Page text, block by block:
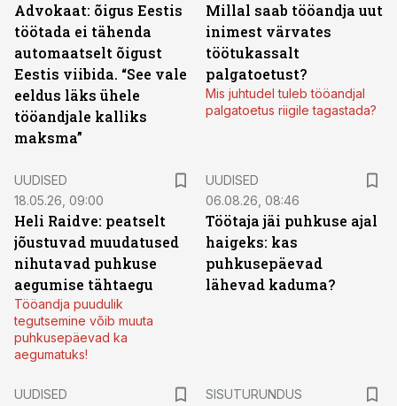
Advokaat: õigus Eestis
töötada ei tähenda
automaatselt õigust
Eestis viibida. “See vale
eeldus läks ühele
tööandjale kalliks
maksma”
Millal saab tööandja uut
inimest värvates
töötukassalt
palgatoetust?
Mis juhtudel tuleb tööandjal
palgatoetus riigile tagastada?
UUDISED
18.05.26, 09:00
Heli Raidve: peatselt
jõustuvad muudatused
nihutavad puhkuse
aegumise tähtaegu
Tööandja puudulik
tegutsemine võib muuta
puhkusepäevad ka
aegumatuks!
UUDISED
06.08.26, 08:46
Töötaja jäi puhkuse ajal
haigeks: kas
puhkusepäevad
lähevad kaduma?
UUDISED
SISUTURUNDUS